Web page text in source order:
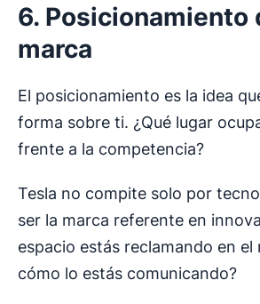
6. Posicionamiento
marca
El posicionamiento es la idea
forma sobre ti. ¿Qué lugar
frente a la competencia?
Tesla no compite solo por
ser la marca referente en
espacio estás reclamando en el
cómo lo estás comunicando?